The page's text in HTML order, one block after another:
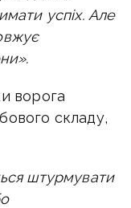
успіх. Але
ворога
складу,
штурмувати